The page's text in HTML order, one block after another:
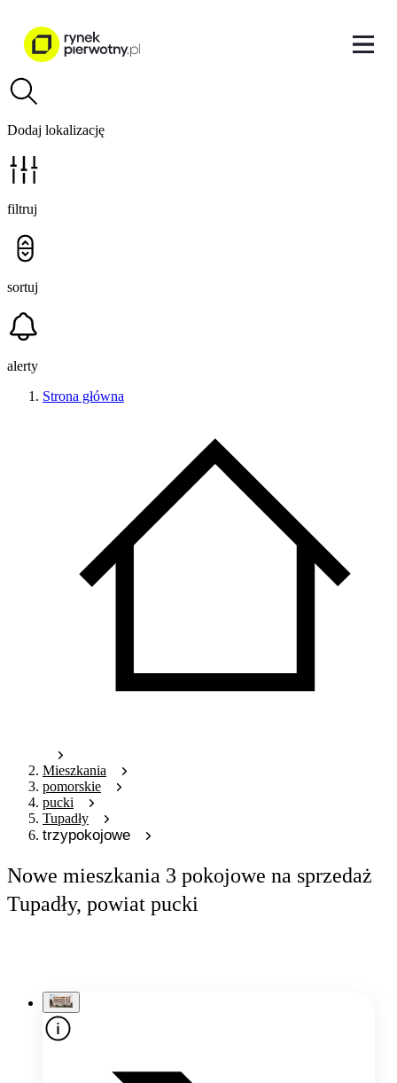
Dodaj lokalizację
filtruj
sortuj
alerty
Strona główna
Mieszkania
pomorskie
pucki
Tupadły
trzypokojowe
Nowe mieszkania 3 pokojowe na sprzedaż
Tupadły, powiat pucki